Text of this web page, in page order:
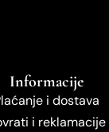
Informacije
i dostava
i reklamacije